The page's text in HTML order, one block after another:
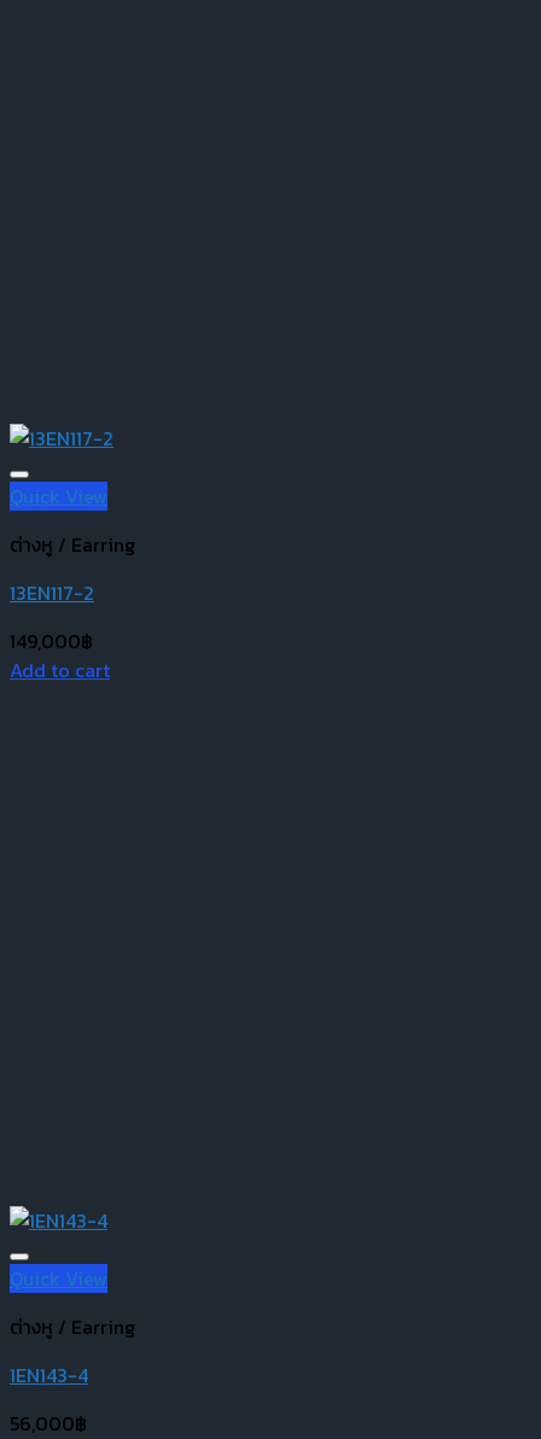
Quick View
ต่างหู / Earring
13EN117-2
149,000฿
Add to cart
Quick View
ต่างหู / Earring
1EN143-4
56,000฿